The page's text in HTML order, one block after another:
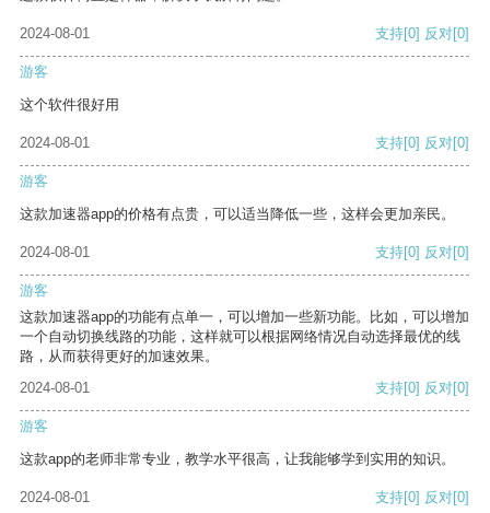
2024-08-01 支持[0] 反对[0]
游客
这个软件很好用
2024-08-01 支持[0] 反对[0]
游客
这款加速器app的价格有点贵，可以适当降低一些，这样会更加亲民。
2024-08-01 支持[0] 反对[0]
游客
这款加速器app的功能有点单一，可以增加一些新功能。比如，可以增加
一个自动切换线路的功能，这样就可以根据网络情况自动选择最优的线
路，从而获得更好的加速效果。
2024-08-01
支持[0] 反对[0]
游客
这款app的老师非常专业，教学水平很高，让我能够学到实用的知识。
2024-08-01 支持[0] 反对[0]